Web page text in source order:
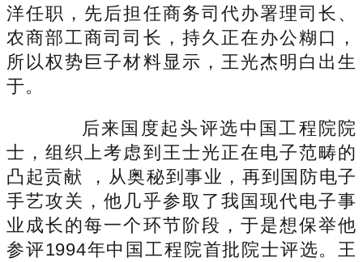
洋任职，先后担任商务司代办署理司长、
农商部工商司司长，持久正在办公糊口，
所以权势巨子材料显示，王光杰明白出生
于。
后来国度起头评选中国工程院院
士，组织上考虑到王士光正在电子范畴的
凸起贡献 ，从奥秘到事业，再到国防电子
手艺攻关，他几乎参取了我国现代电子事
业成长的每一个环节阶段，于是想保举他
参评1994年中国工程院首批院士评选。王